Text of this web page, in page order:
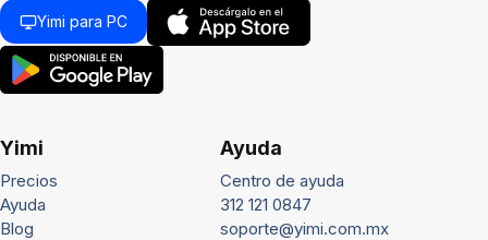
Yimi para PC
Yimi
Precios
Ayuda
Blog
Ayuda
Centro de ayuda
312 121 0847
soporte@yimi.com.mx